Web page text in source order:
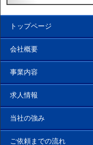
トップページ
会社概要
事業内容
求人情報
当社の強み
ご依頼までの流れ